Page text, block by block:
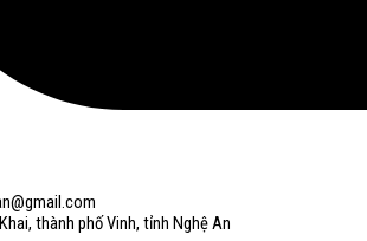
thành phố Vinh, tỉnh Nghệ An